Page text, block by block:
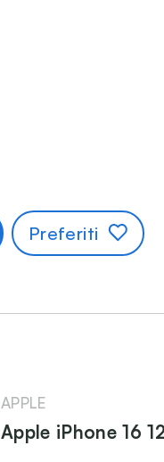
Preferiti
APPLE
Apple iPhone 16